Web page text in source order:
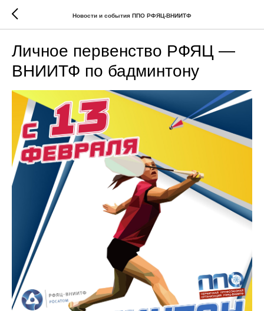
Новости и события ППО РФЯЦ-ВНИИТФ
Личное первенство РФЯЦ —
ВНИИТФ по бадминтону